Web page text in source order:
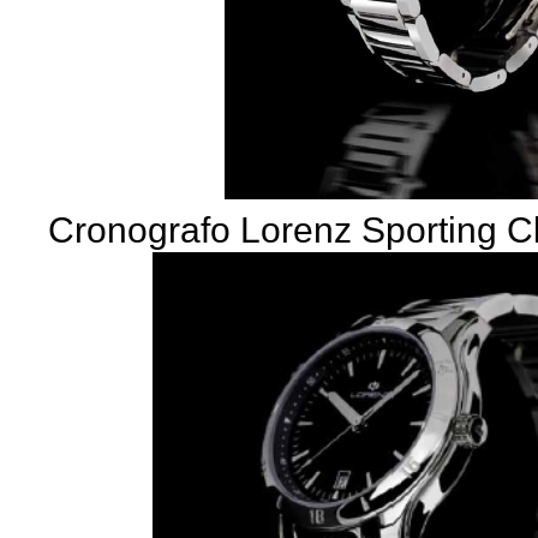
Cronografo Lorenz Sporting